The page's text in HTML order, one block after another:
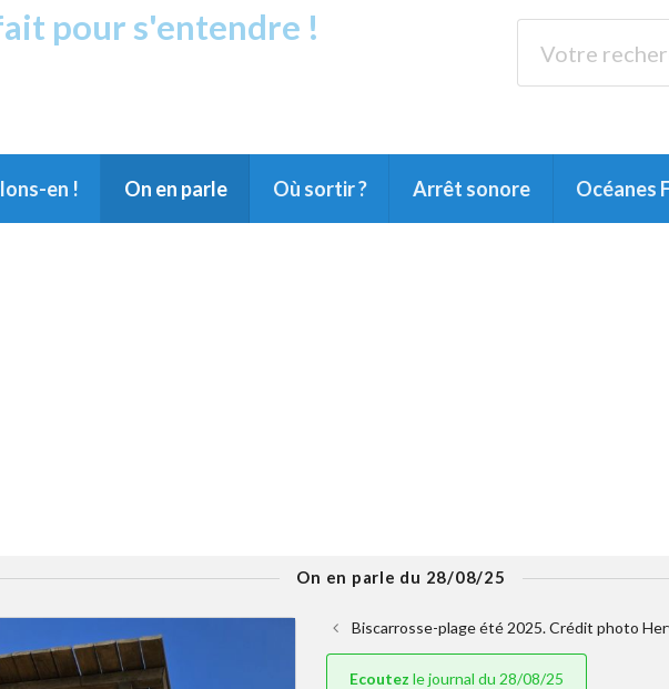
pour s'entendre !
en ! On en parle Où sortir ? Arrêt sonore Océanes
On en parle du 28/08/25
Biscarrosse-plage été 2025. Crédit photo
Ecoutez le journal du 28/08/25